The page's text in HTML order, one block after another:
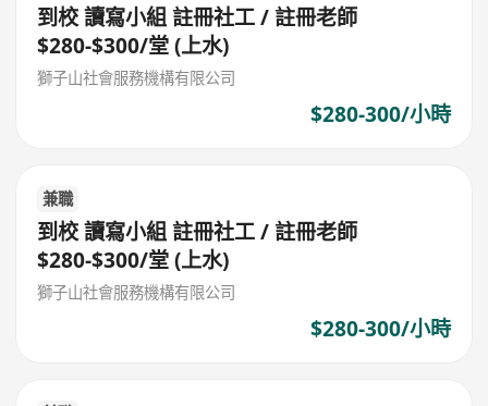
到校 讀寫小組 註冊社工 / 註冊老師
$280-$300/堂 (上水)
獅子山社會服務機構有限公司
$280-300/小時
兼職
到校 讀寫小組 註冊社工 / 註冊老師
$280-$300/堂 (上水)
獅子山社會服務機構有限公司
$280-300/小時